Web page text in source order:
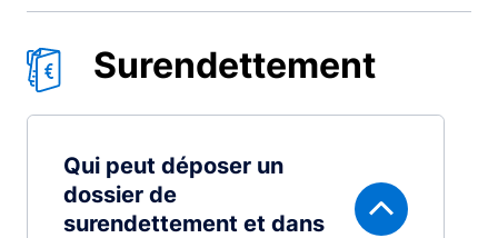
Surendettement
Qui peut déposer un
dossier de
surendettement et dans